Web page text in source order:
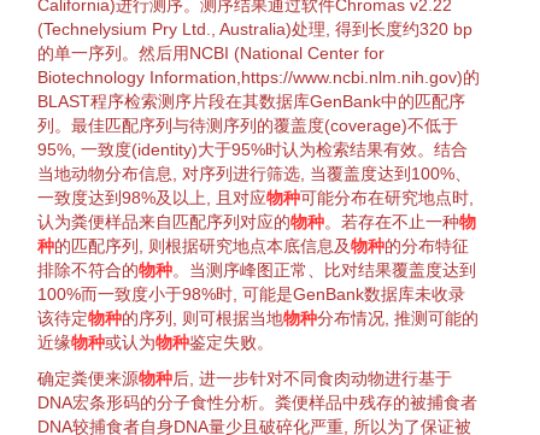
California)进行测序。测序结果通过软件Chromas v2.22
(Technelysium Pry Ltd., Australia)处理, 得到长度约320 bp
的单一序列。然后用NCBI (National Center for
Biotechnology Information, https://www.ncbi.nlm.nih.gov)的
BLAST程序检索测序片段在其数据库GenBank中的匹配序
列。最佳匹配序列与待测序列的覆盖度(coverage)不低于
95%, 一致度(identity)大于95%时认为检索结果有效。结合
当地动物分布信息, 对序列进行筛选 , 当覆盖度达到100%、
一致度达到98%及以上, 且对应物种可能分布在研究地点时,
认为粪便样品来自匹配序列对应的物种。若存在不止一种物
种的匹配序列, 则根据研究地点本底信息及物种的分布特征
排除不符合的物种。当测序峰图正常、 比对结果覆盖度达到
100%而一致度小于98%时, 可能是GenBank数据库未收录
该待定物种的序列, 则可根据当地物种分布情况, 推测可能的
近缘物种或认为物种鉴定失败。
确定粪便来源物种后, 进一步针对不同食肉动物进行基于
DNA宏条形码的分子食性分析。粪便样品中残存的被捕食者
DNA较捕食者自身DNA量少且破碎化严重, 所以为了保证被